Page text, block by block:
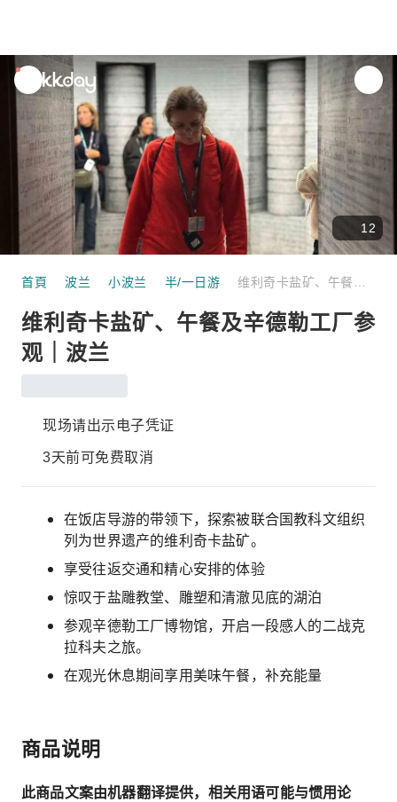
unread
notifications
12
首頁 波兰 小波兰 半/一日游
维利奇卡盐矿、午餐及辛德勒工厂参
观｜波兰
现场请出示电子凭证
3天前可免费取消
在饭店导游的带领下，探索被联合国教科文组织
列为世界遗产的维利奇卡盐矿。
享受往返交通和精心安排的体验
惊叹于盐雕教堂、雕塑和清澈见底的湖泊
参观辛德勒工厂博物馆，开启一段感人的二战克
拉科夫之旅。
在观光休息期间享用美味午餐，补充能量
商品说明
此商品文案由机器翻译提供，相关用语可能与惯用论